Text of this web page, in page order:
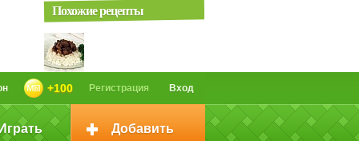
Вход
Регистрация
+100
Добавить
Похожие рецепты
Салат из тыквы с гранатом